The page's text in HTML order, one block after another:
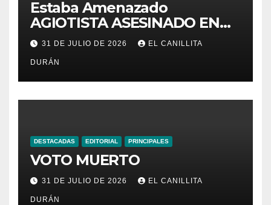
Estaba Amenazado
AGIOTISTA ASESINADO EN
SU NEGOCIO
31 DE JULIO DE 2026 EL CANILLITA
DURÁN
DESTACADAS EDITORIAL PRINCIPALES
VOTO MUERTO
31 DE JULIO DE 2026 EL CANILLITA
DURÁN